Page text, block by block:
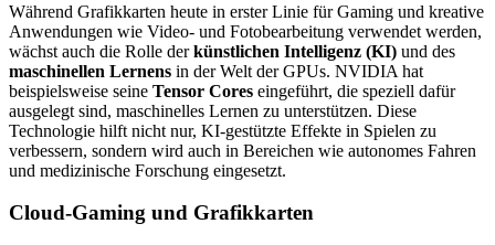
Während Grafikkarten heute in erster Linie für Gaming und kreative
Anwendungen wie Video- und Fotobearbeitung verwendet werden,
wächst auch die Rolle derkünstlichen Intelligenz (KI) und des
maschinellen Lernens in der Welt der GPUs. NVIDIA hat
beispielsweise seine Tensor Cores eingeführt, die speziell dafür
ausgelegt sind, maschinelles Lernen zu unterstützen. Diese
Technologie hilft nicht nur, KI-gestützte Effekte in Spielen zu
verbessern, sondern wird auch in Bereichen wie autonomes Fahren
und medizinische Forschung eingesetzt.
Cloud-Gaming und Grafikkarten